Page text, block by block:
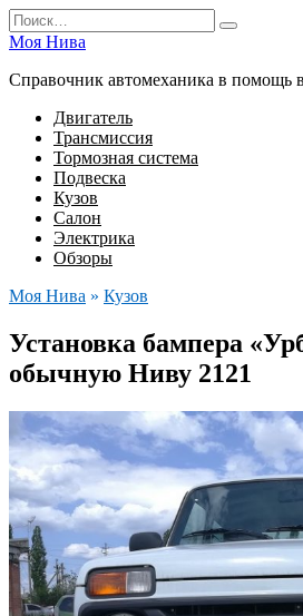
Перейти
к
Search
for:
Моя Нива
Справочник автомеханика в помощь
Двигатель
Трансмиссия
Тормозная система
Подвеска
Кузов
Салон
Электрика
Обзоры
Моя Нива » Кузов
Установка бампера
обычную Ниву 2121